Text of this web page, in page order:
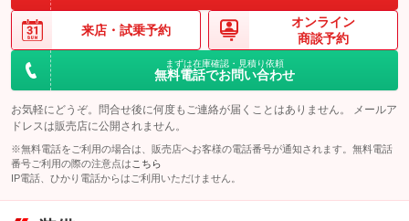
来店・ 試乗予約
オンライン
商談予約
まずは在庫確認・見積り依頼
無料電話でお問い合わせ
お気軽にどうぞ。問合せ後に何度もご連絡が届くことはありません。 メールア
ドレスは販売店に公開されません。
※無料電話をご利用の場合は、販売店へお客様の電話番号が通知されます。無料電話
番号ご利用の際の注意点は こちら
IP電話、ひかり電話からはご利用いただけません。